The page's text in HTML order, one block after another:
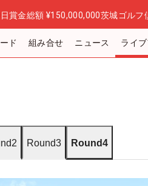
賞金総額 ¥150,000,000茨城ゴルフ
ド 組み合せ ニュース ライ
Round3 Round4